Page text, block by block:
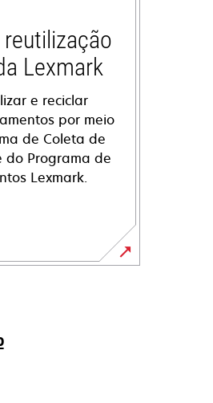
Lexmark
e reciclar
por meio
de Coleta de
do Programa de
Lexmark.